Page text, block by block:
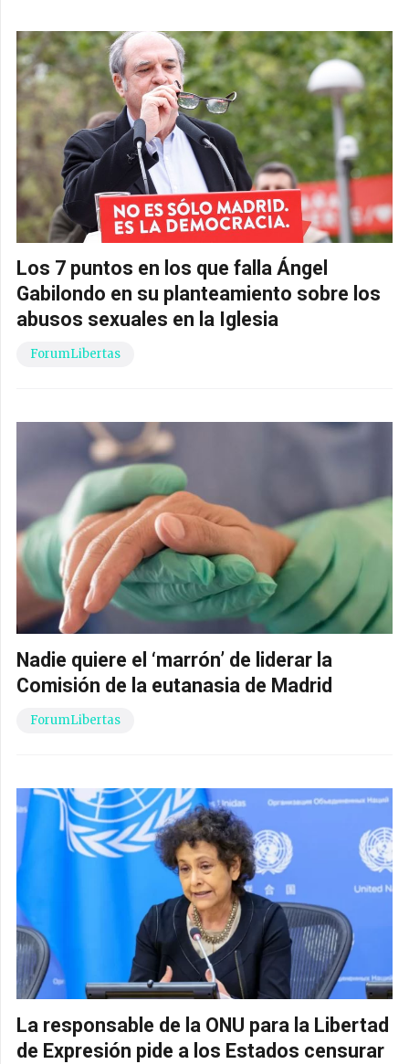
Los 7 puntos en los que falla Ángel
Gabilondo en su planteamiento sobre los
abusos sexuales en la Iglesia
ForumLibertas
Nadie quiere el ‘marrón’ de liderar la
Comisión de la eutanasia de Madrid
ForumLibertas
La responsable de la ONU para la Libertad
de Expresión pide a los Estados censurar